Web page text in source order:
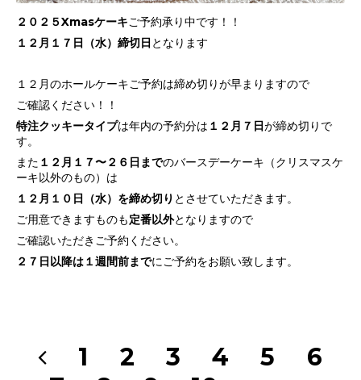
２０２５Xmasケーキご予約承り中です！！
１２月１７日（水）締切日 となります
１２月のホールケーキご予約は締め切りが早まりますので
ご確認ください！！
特注クッキータイプは年内の予約分は １２月７日が締め切りで
す。
また １２月１７〜２６日までのバースデーケーキ（クリスマスケ
ーキ以外のもの）は
１２月１０日（水）を締め切り とさせていただきます。
ご用意できますものも定番以外となりますので
ご確認いただきご予約ください。
２７日以降は１週間前までにご予約をお願い致します。
1 2 3 4 5
6